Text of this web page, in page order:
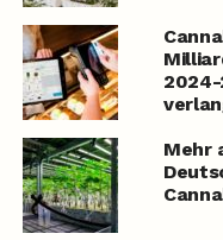
Mehr